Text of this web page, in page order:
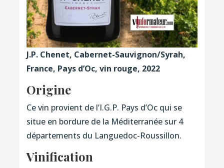
J.P. Chenet, Cabernet-Sauvignon/Syrah,
France, Pays d’Oc, vin rouge, 2022
Origine
Ce vin provient de l’I.G.P. Pays d’Oc qui se
situe en bordure de la Méditerranée sur 4
départements du Languedoc-Roussillon.
Vinification